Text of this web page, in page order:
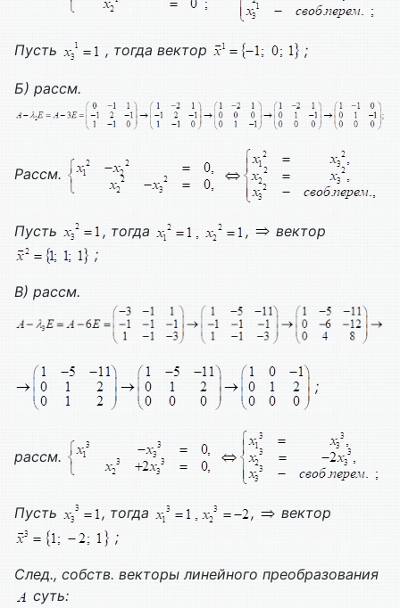
Пусть , тогда вектор ;
Б) рассм.
Рассм.
Пусть , тогда ,
вектор
;
В) рассм.
;
рассм.
Пусть , тогда ,
вектор
;
След., собств. векторы линейного преобразования
суть: